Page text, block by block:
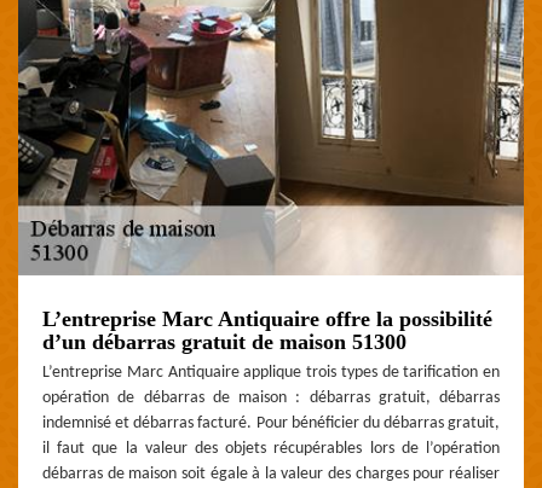
L’entreprise Marc Antiquaire offre la possibilité
d’un débarras gratuit de maison 51300
L’entreprise Marc Antiquaire applique trois types de tarification en
opération de débarras de maison : débarras gratuit, débarras
indemnisé et débarras facturé. Pour bénéficier du débarras gratuit,
il faut que la valeur des objets récupérables lors de l’opération
débarras de maison soit égale à la valeur des charges pour réaliser